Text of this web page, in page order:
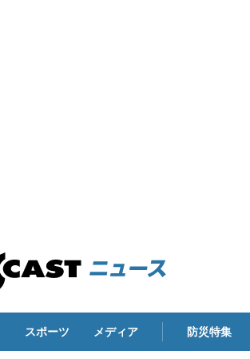
スポーツ メディア 防災特集